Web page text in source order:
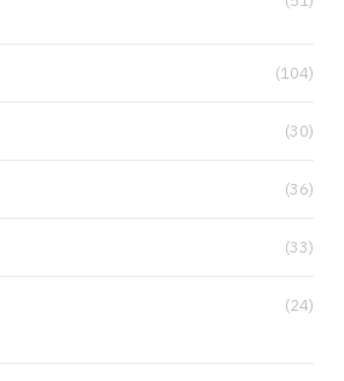
(104)
(30)
(36)
(33)
(24)